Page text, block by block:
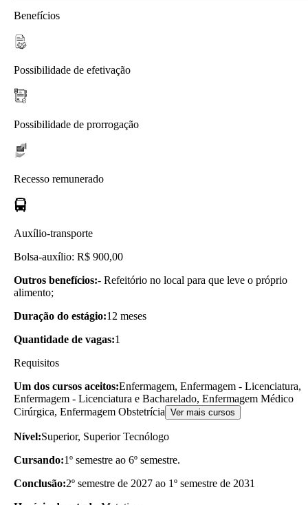
Benefícios
Possibilidade de efetivação
Possibilidade de prorrogação
Recesso remunerado
Auxílio-transporte
Bolsa-auxílio: R$ 900,00
Outros benefícios:- Refeitório no local para que leve o próprio
alimento;
Duração do estágio:12 meses
Quantidade de vagas:1
Requisitos
Um dos cursos aceitos:Enfermagem, Enfermagem - Licenciatura,
Enfermagem - Licenciatura e Bacharelado, Enfermagem Médico
Cirúrgica, Enfermagem Obstetrícia Ver mais cursos
Nível:Superior, Superior Tecnólogo
Cursando:1º semestre ao 6º semestre.
Conclusão:2º semestre de 2027 ao 1º semestre de 2031